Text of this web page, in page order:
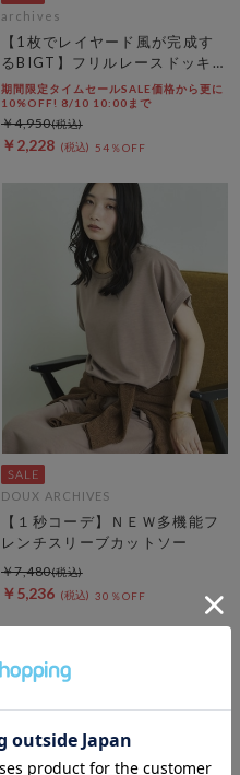
archives
【1枚でレイヤード風が完成す
るBIGT】フリルレースドッキン
グＢＩＧＴＥＥ
期間限定タイムセールSALE価格から更に
10%OFF! 8/10 10:00まで
￥2,228 54％OFF
￥4,950
DOUX ARCHIVES
【１秒コーデ】ＮＥＷ多機能フ
レンチスリーブカットソー
￥5,236 30％OFF
￥7,480